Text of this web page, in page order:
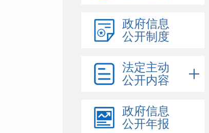
政府信息
公开制度
法定主动
公开内容
政府信息
公开年报